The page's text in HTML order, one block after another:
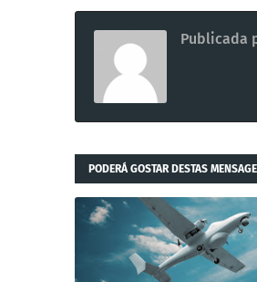
Publicada
PODERÁ GOSTAR DESTAS